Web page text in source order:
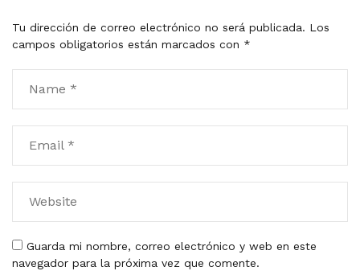
Tu dirección de correo electrónico no será publicada. Los
campos obligatorios están marcados con *
Guarda mi nombre, correo electrónico y web en este
navegador para la próxima vez que comente.